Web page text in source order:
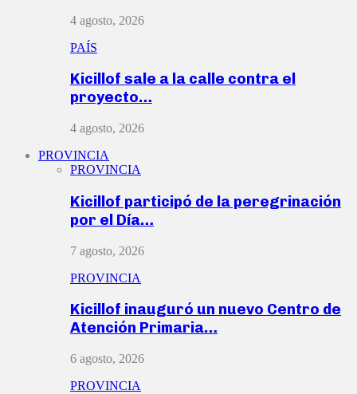
4 agosto, 2026
PAÍS
Kicillof sale a la calle contra el
proyecto…
4 agosto, 2026
PROVINCIA
PROVINCIA
Kicillof participó de la peregrinación
por el Día…
7 agosto, 2026
PROVINCIA
Kicillof inauguró un nuevo Centro de
Atención Primaria…
6 agosto, 2026
PROVINCIA